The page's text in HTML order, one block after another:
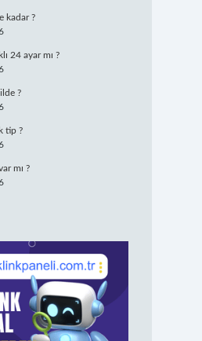
kadar ?
24 ayar mı ?
?
tip ?
mı ?